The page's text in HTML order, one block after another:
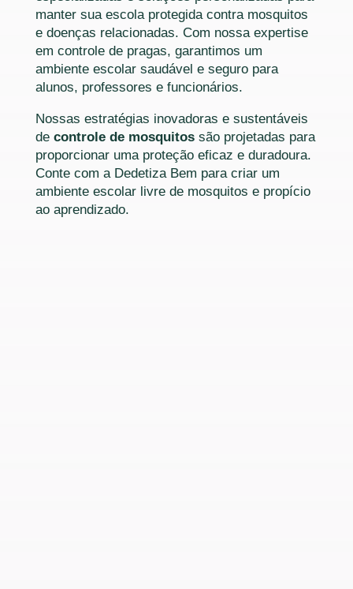
manter sua escola protegida contra mosquitos
e doenças relacionadas. Com nossa expertise
em controle de pragas, garantimos um
ambiente escolar saudável e seguro para
alunos, professores e funcionários.
Nossas estratégias inovadoras e sustentáveis
de controle de mosquitossão projetadas para
proporcionar uma proteção eficaz e duradoura.
Conte com a Dedetiza Bem para criar um
ambiente escolar livre de mosquitos e propício
ao aprendizado.